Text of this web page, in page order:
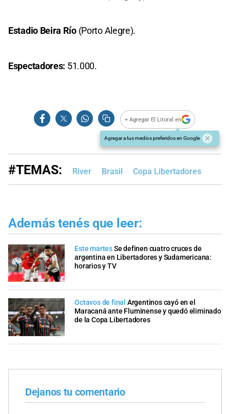
Estadio Beira Río (Porto Alegre).
Espectadores: 51.000.
+ Agregar El Litoral en
Agregar a tus medios preferidos en Google
#TEMAS: River Brasil Copa Libertadores
Además tenés que leer:
Este martesSe definen cuatro cruces de
argentina en Libertadores y Sudamericana:
horarios y TV
Octavos de final Argentinos cayó en el
Maracaná ante Fluminense y quedó eliminado
de la Copa Libertadores
Dejanos tu comentario